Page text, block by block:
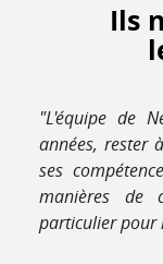
Ils
"L'équipe de
années, rester
ses
manières de
particulier pour